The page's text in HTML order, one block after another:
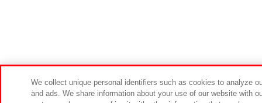
We collect unique personal identifiers such as cookies to analyze
and ads. We share information about your use of our website with